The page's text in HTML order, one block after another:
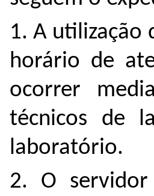
1. A utilização
horário de
ocorrer
técnicos de
laboratório.
2. O